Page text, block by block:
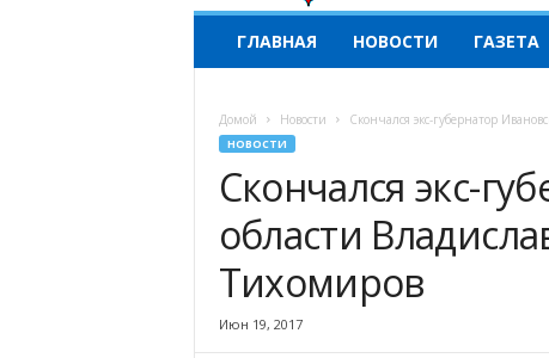
ш
м
ГЛАВНАЯ НОВОСТИ ГАЗЕТА
Домой Новости Скончался экс-губернатор
НОВОСТИ
Скончался экс-
области
Тихомиров
Июн 19, 2017